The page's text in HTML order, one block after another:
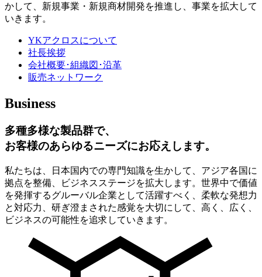
かして、新規事業・新規商材開発を推進し、事業を拡大して
いきます。
YKアクロスについて
社長挨拶
会社概要･組織図･沿革
販売ネットワーク
Business
多種多様な製品群で、
お客様のあらゆるニーズにお応えします。
私たちは、日本国内での専門知識を生かして、アジア各国に
拠点を整備、ビジネスステージを拡大します。世界中で価値
を発揮するグルーバル企業として活躍すべく、柔軟な発想力
と対応力、研ぎ澄まされた感覚を大切にして、高く、広く、
ビジネスの可能性を追求していきます。